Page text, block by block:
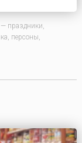
— праздники,
персоны,